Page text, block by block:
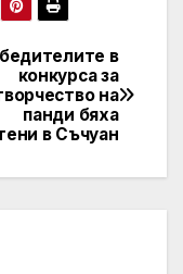
в
конкурса за
на
панди бяха
в Съчуан